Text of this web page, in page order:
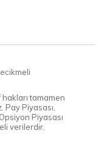
tamamen
Pay Piyasası,
Piyasası
verilerdir.